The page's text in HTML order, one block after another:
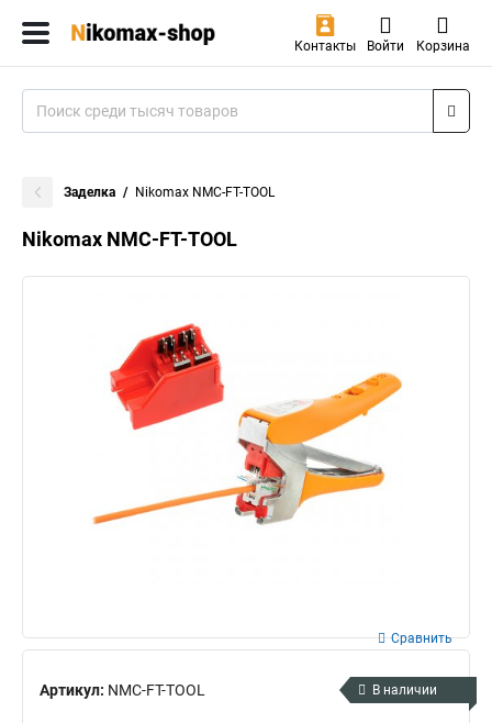
Контакты Войти Корзина
Заделка Nikomax NMC-FT-TOOL
Nikomax NMC-FT-TOOL
Артикул: NMC-FT-TOOL
Сравнить
В наличии